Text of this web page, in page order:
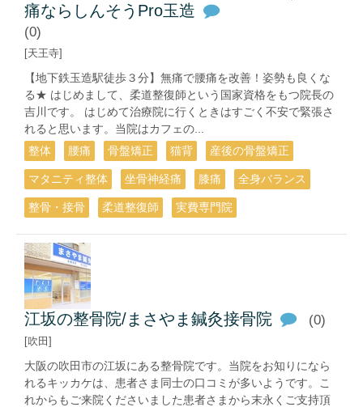
痛ならしんそうPro玉造
(0)
[天王寺]
【地下鉄玉造駅徒歩３分】無痛で腰痛を改善！姿勢も良くな
る★ はじめまして、柔道整復師という国家資格をもつ院長の
吉川です。 はじめて治療院に行くときはすごく不安で緊張さ
れると思います。当院はカフェの...
整体
腰痛 骨盤矯正 猫背 産後の骨盤矯正
マタニティ整体 坐骨神経痛 膝痛 全身バランス
整骨・接骨 柔道整復師 実費専門院
江坂の整骨院/まさやま鍼灸接骨院 (0)
[吹田]
大阪の吹田市の江坂にある整骨院です。当院をお知りになら
れるキッカケは、患者さま同士の口コミが多いようです。こ
れからもご来院くださいました患者さまから末永くご支持頂